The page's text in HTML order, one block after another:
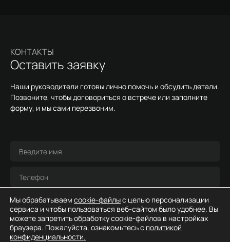
КОНТАКТЫ
Оставить заявку
Наши руководители готовы лично помочь и обсудить детали.
Позвоните, чтобы договориться о встрече или заполните
форму, и мы сами перезвоним.
Мы обрабатываем cookie-файлыс целью персонализации
сервиса и чтобы пользоваться веб-сайтом было удобнее. Вы
можете запретить обработку cookie-файлов в настройках
браузера. Пожалуйста, ознакомьтесь с политикой
конфиденциальности.